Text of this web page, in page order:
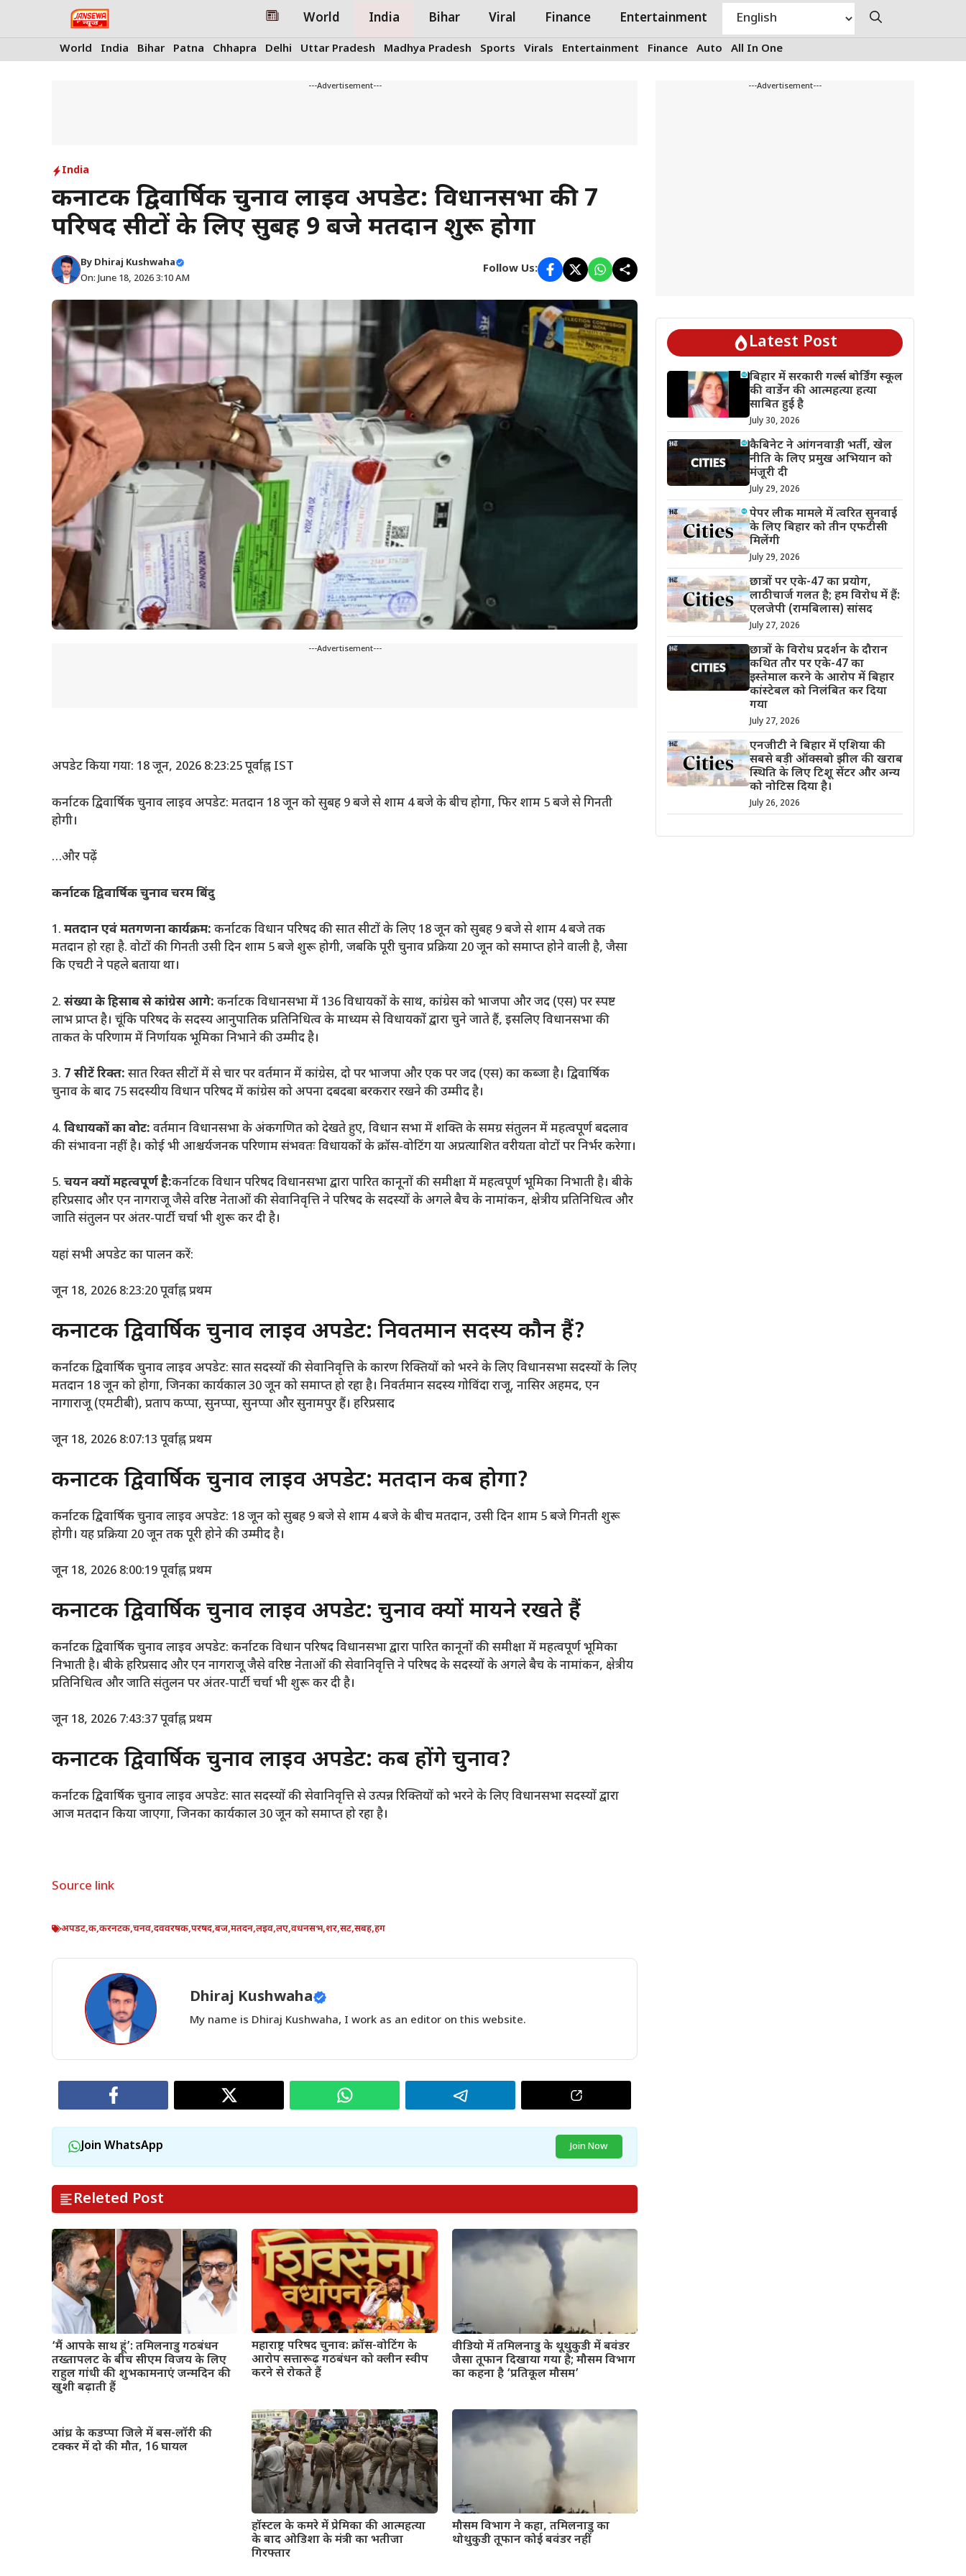
World India Bihar Viral Finance Entertainment
World India Bihar Patna Chhapra Delhi Uttar Pradesh Madhya Pradesh Sports Virals Entertainment Finance Auto All In One
---Advertisement---
India
कर्नाटक द्विवार्षिक चुनाव लाइव अपडेट: विधानसभा की 7
परिषद सीटों के लिए सुबह 9 बजे मतदान शुरू होगा
By Dhiraj Kushwaha
On: June 18, 2026 3:10 AM
Follow Us:
---Advertisement---
अपडेट किया गया: 18 जून, 2026 8:23:25 पूर्वाह्न IST
कर्नाटक द्विवार्षिक चुनाव लाइव अपडेट: मतदान 18 जून को सुबह 9 बजे से शाम 4 बजे के बीच होगा, फिर शाम 5 बजे से गिनती
होगी।
…और पढ़ें
कर्नाटक द्विवार्षिक चुनाव चरम बिंदु
1. मतदान एवं मतगणना कार्यक्रम: कर्नाटक विधान परिषद की सात सीटों के लिए 18 जून को सुबह 9 बजे से शाम 4 बजे तक
मतदान हो रहा है. वोटों की गिनती उसी दिन शाम 5 बजे शुरू होगी, जबकि पूरी चुनाव प्रक्रिया 20 जून को समाप्त होने वाली है, जैसा
कि एचटी ने पहले बताया था।
2. संख्या के हिसाब से कांग्रेस आगे: कर्नाटक विधानसभा में 136 विधायकों के साथ, कांग्रेस को भाजपा और जद (एस) पर स्पष्ट
लाभ प्राप्त है। चूंकि परिषद के सदस्य आनुपातिक प्रतिनिधित्व के माध्यम से विधायकों द्वारा चुने जाते हैं, इसलिए विधानसभा की
ताकत के परिणाम में निर्णायक भूमिका निभाने की उम्मीद है।
3. 7 सीटें रिक्त: सात रिक्त सीटों में से चार पर वर्तमान में कांग्रेस, दो पर भाजपा और एक पर जद (एस) का कब्जा है। द्विवार्षिक
चुनाव के बाद 75 सदस्यीय विधान परिषद में कांग्रेस को अपना दबदबा बरकरार रखने की उम्मीद है।
4. विधायकों का वोट: वर्तमान विधानसभा के अंकगणित को देखते हुए, विधान सभा में शक्ति के समग्र संतुलन में महत्वपूर्ण बदलाव
की संभावना नहीं है। कोई भी आश्चर्यजनक परिणाम संभवतः विधायकों के क्रॉस-वोटिंग या अप्रत्याशित वरीयता वोटों पर निर्भर करेगा।
5. चयन क्यों महत्वपूर्ण है:कर्नाटक विधान परिषद विधानसभा द्वारा पारित कानूनों की समीक्षा में महत्वपूर्ण भूमिका निभाती है। बीके
हरिप्रसाद और एन नागराजू जैसे वरिष्ठ नेताओं की सेवानिवृत्ति ने परिषद के सदस्यों के अगले बैच के नामांकन, क्षेत्रीय प्रतिनिधित्व और
जाति संतुलन पर अंतर-पार्टी चर्चा भी शुरू कर दी है।
यहां सभी अपडेट का पालन करें:
जून 18, 2026 8:23:20 पूर्वाह्नप्रथम
कर्नाटक द्विवार्षिक चुनाव लाइव अपडेट: निवर्तमान सदस्य कौन हैं?
कर्नाटक द्विवार्षिक चुनाव लाइव अपडेट: सात सदस्यों की सेवानिवृत्ति के कारण रिक्तियों को भरने के लिए विधानसभा सदस्यों के लिए
मतदान 18 जून को होगा, जिनका कार्यकाल 30 जून को समाप्त हो रहा है। निवर्तमान सदस्य गोविंदा राजू, नासिर अहमद, एन
नागाराजू (एमटीबी), प्रताप कप्पा, सुनप्पा, सुनप्पा और सुनामपुर हैं। हरिप्रसाद
जून 18, 2026 8:07:13 पूर्वाह्नप्रथम
कर्नाटक द्विवार्षिक चुनाव लाइव अपडेट: मतदान कब होगा?
कर्नाटक द्विवार्षिक चुनाव लाइव अपडेट: 18 जून को सुबह 9 बजे से शाम 4 बजे के बीच मतदान, उसी दिन शाम 5 बजे गिनती शुरू
होगी। यह प्रक्रिया 20 जून तक पूरी होने की उम्मीद है।
जून 18, 2026 8:00:19 पूर्वाह्नप्रथम
कर्नाटक द्विवार्षिक चुनाव लाइव अपडेट: चुनाव क्यों मायने रखते हैं
कर्नाटक द्विवार्षिक चुनाव लाइव अपडेट: कर्नाटक विधान परिषद विधानसभा द्वारा पारित कानूनों की समीक्षा में महत्वपूर्ण भूमिका
निभाती है। बीके हरिप्रसाद और एन नागराजू जैसे वरिष्ठ नेताओं की सेवानिवृत्ति ने परिषद के सदस्यों के अगले बैच के नामांकन, क्षेत्रीय
प्रतिनिधित्व और जाति संतुलन पर अंतर-पार्टी चर्चा भी शुरू कर दी है।
जून 18, 2026 7:43:37 पूर्वाह्नप्रथम
कर्नाटक द्विवार्षिक चुनाव लाइव अपडेट: कब होंगे चुनाव?
कर्नाटक द्विवार्षिक चुनाव लाइव अपडेट: सात सदस्यों की सेवानिवृत्ति से उत्पन्न रिक्तियों को भरने के लिए विधानसभा सदस्यों द्वारा
आज मतदान किया जाएगा, जिनका कार्यकाल 30 जून को समाप्त हो रहा है।
Source link
अपडट,क,करनटक,चनव,दववरषक,परषद,बज,मतदन,लइव,लए,वधनसभ,शर,सट,सबह,हग
Dhiraj Kushwaha
My name is Dhiraj Kushwaha, I work as an editor on this website.
Join WhatsApp Join Now
Releted Post
‘मैं आपके साथ हूं’: तमिलनाडु गठबंधन
तख्तापलट के बीच सीएम विजय के लिए
राहुल गांधी की शुभकामनाएं जन्मदिन की
खुशी बढ़ाती हैं
महाराष्ट्र परिषद चुनाव: क्रॉस-वोटिंग के
आरोप सत्तारूढ़ गठबंधन को क्लीन स्वीप
करने से रोकते हैं
वीडियो में तमिलनाडु के थूथुकुडी में बवंडर
जैसा तूफान दिखाया गया है; मौसम विभाग
का कहना है ‘प्रतिकूल मौसम’
आंध्र के कडप्पा जिले में बस-लॉरी की
टक्कर में दो की मौत, 16 घायल
हॉस्टल के कमरे में प्रेमिका की आत्महत्या
के बाद ओडिशा के मंत्री का भतीजा
गिरफ्तार
मौसम विभाग ने कहा, तमिलनाडु का
थोथुकुडी तूफान कोई बवंडर नहीं
---Advertisement---
Latest Post
बिहार में सरकारी गर्ल्स बोर्डिंग स्कूल
की वार्डेन की आत्महत्या हत्या
साबित हुई है
July 30, 2026
कैबिनेट ने आंगनवाड़ी भर्ती, खेल
नीति के लिए प्रमुख अभियान को
मंजूरी दी
July 29, 2026
पेपर लीक मामले में त्वरित सुनवाई
के लिए बिहार को तीन एफटीसी
मिलेंगी
July 29, 2026
छात्रों पर एके-47 का प्रयोग,
लाठीचार्ज गलत है; हम विरोध में हैं:
एलजेपी (रामबिलास) सांसद
July 27, 2026
छात्रों के विरोध प्रदर्शन के दौरान
कथित तौर पर एके-47 का
इस्तेमाल करने के आरोप में बिहार
कांस्टेबल को निलंबित कर दिया
गया
July 27, 2026
एनजीटी ने बिहार में एशिया की
सबसे बड़ी ऑक्सबो झील की खराब
स्थिति के लिए टिशू सेंटर और अन्य
को नोटिस दिया है।
July 26, 2026